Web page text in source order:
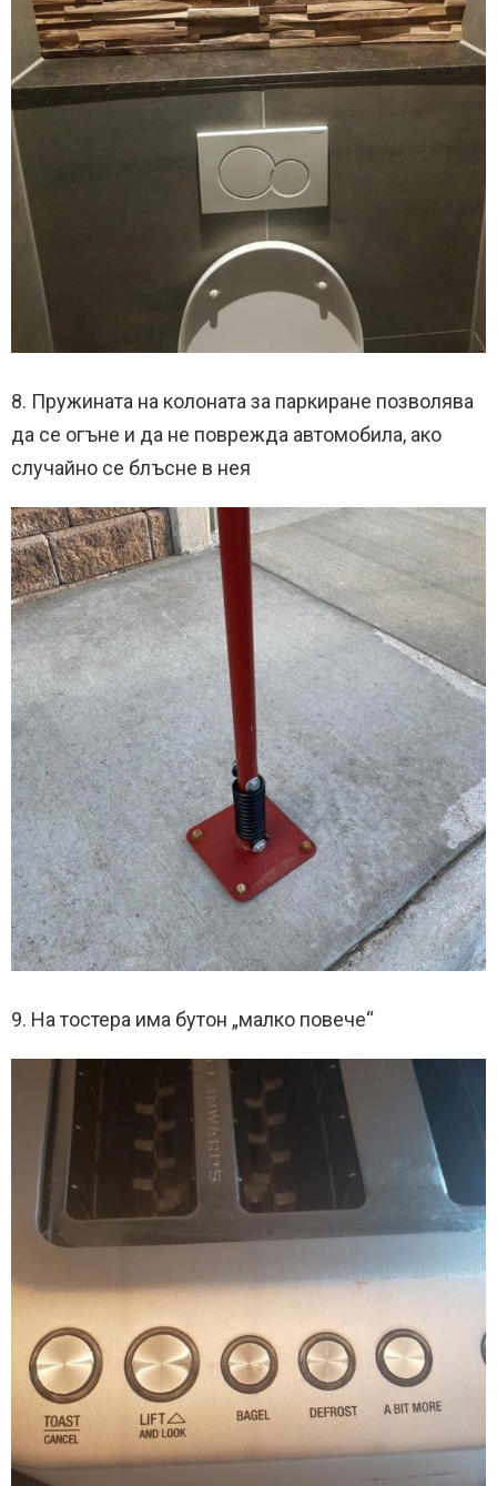
8. Пружината на колоната за паркиране позволява
да се огъне и да не поврежда автомобила, ако
случайно се блъсне в нея
9. На тостера има бутон „малко повече“